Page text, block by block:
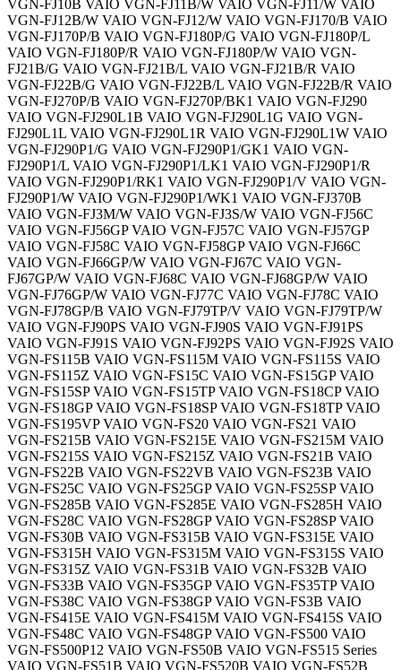
VGN-FJ10B VAIO VGN-FJ11B/W VAIO VGN-FJ11/W VAIO
VGN-FJ12B/W VAIO VGN-FJ12/W VAIO VGN-FJ170/B VAIO
VGN-FJ170P/B VAIO VGN-FJ180P/G VAIO VGN-FJ180P/L
VAIO VGN-FJ180P/R VAIO VGN-FJ180P/W VAIO VGN-
FJ21B/G VAIO VGN-FJ21B/L VAIO VGN-FJ21B/R VAIO
VGN-FJ22B/G VAIO VGN-FJ22B/L VAIO VGN-FJ22B/R VAIO
VGN-FJ270P/B VAIO VGN-FJ270P/BK1 VAIO VGN-FJ290
VAIO VGN-FJ290L1B VAIO VGN-FJ290L1G VAIO VGN-
FJ290L1L VAIO VGN-FJ290L1R VAIO VGN-FJ290L1W VAIO
VGN-FJ290P1/G VAIO VGN-FJ290P1/GK1 VAIO VGN-
FJ290P1/L VAIO VGN-FJ290P1/LK1 VAIO VGN-FJ290P1/R
VAIO VGN-FJ290P1/RK1 VAIO VGN-FJ290P1/V VAIO VGN-
FJ290P1/W VAIO VGN-FJ290P1/WK1 VAIO VGN-FJ370B
VAIO VGN-FJ3M/W VAIO VGN-FJ3S/W VAIO VGN-FJ56C
VAIO VGN-FJ56GP VAIO VGN-FJ57C VAIO VGN-FJ57GP
VAIO VGN-FJ58C VAIO VGN-FJ58GP VAIO VGN-FJ66C
VAIO VGN-FJ66GP/W VAIO VGN-FJ67C VAIO VGN-
FJ67GP/W VAIO VGN-FJ68C VAIO VGN-FJ68GP/W VAIO
VGN-FJ76GP/W VAIO VGN-FJ77C VAIO VGN-FJ78C VAIO
VGN-FJ78GP/B VAIO VGN-FJ79TP/V VAIO VGN-FJ79TP/W
VAIO VGN-FJ90PS VAIO VGN-FJ90S VAIO VGN-FJ91PS
VAIO VGN-FJ91S VAIO VGN-FJ92PS VAIO VGN-FJ92S VAIO
VGN-FS115B VAIO VGN-FS115M VAIO VGN-FS115S VAIO
VGN-FS115Z VAIO VGN-FS15C VAIO VGN-FS15GP VAIO
VGN-FS15SP VAIO VGN-FS15TP VAIO VGN-FS18CP VAIO
VGN-FS18GP VAIO VGN-FS18SP VAIO VGN-FS18TP VAIO
VGN-FS195VP VAIO VGN-FS20 VAIO VGN-FS21 VAIO
VGN-FS215B VAIO VGN-FS215E VAIO VGN-FS215M VAIO
VGN-FS215S VAIO VGN-FS215Z VAIO VGN-FS21B VAIO
VGN-FS22B VAIO VGN-FS22VB VAIO VGN-FS23B VAIO
VGN-FS25C VAIO VGN-FS25GP VAIO VGN-FS25SP VAIO
VGN-FS285B VAIO VGN-FS285E VAIO VGN-FS285H VAIO
VGN-FS28C VAIO VGN-FS28GP VAIO VGN-FS28SP VAIO
VGN-FS30B VAIO VGN-FS315B VAIO VGN-FS315E VAIO
VGN-FS315H VAIO VGN-FS315M VAIO VGN-FS315S VAIO
VGN-FS315Z VAIO VGN-FS31B VAIO VGN-FS32B VAIO
VGN-FS33B VAIO VGN-FS35GP VAIO VGN-FS35TP VAIO
VGN-FS38C VAIO VGN-FS38GP VAIO VGN-FS3B VAIO
VGN-FS415E VAIO VGN-FS415M VAIO VGN-FS415S VAIO
VGN-FS48C VAIO VGN-FS48GP VAIO VGN-FS500 VAIO
VGN-FS500P12 VAIO VGN-FS50B VAIO VGN-FS515 Series
VAIO VGN-FS51B VAIO VGN-FS520B VAIO VGN-FS52B